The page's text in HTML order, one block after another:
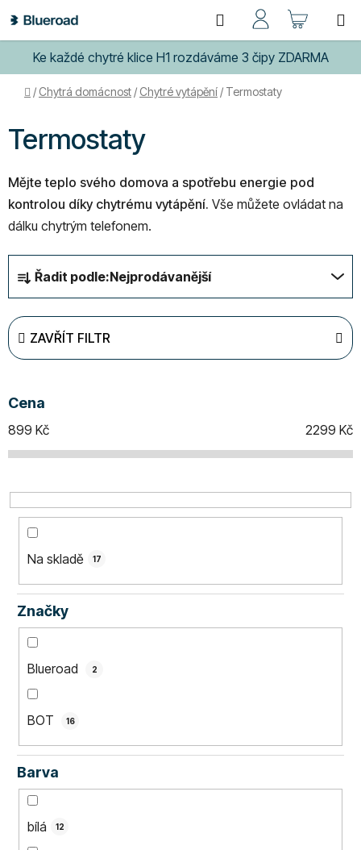
na
obsah
Ke každé chytré klice H1 rozdáváme 3 čipy ZDARMA
Hledat
KOŠÍK
Domů
/ Chytrá domácnost / Chytré vytápění / Termostaty
Termostaty
Mějte teplo svého domova a spotřebu energie pod
kontrolou díky chytrému vytápění. Vše můžete ovládat na
dálku chytrým telefonem.
z
e
n
r
o
d
k
t
Řadit podle:Nejprodávanější
ZAVŘÍT FILTR
Cena
899 Kč 2299 Kč
Na skladě 17
Značky
Blueroad 2
BOT 16
Barva
bílá 12